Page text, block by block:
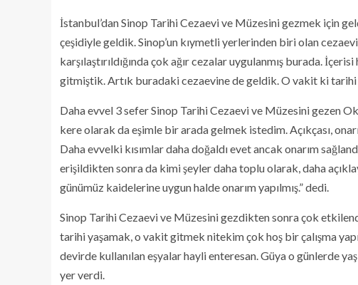
İstanbul’dan Sinop Tarihi Cezaevi ve Müzesini gezmek için
çeşidiyle geldik. Sinop’un kıymetli yerlerinden biri olan
karşılaştırıldığında çok ağır cezalar uygulanmış burada.
gitmiştik. Artık buradaki cezaevine de geldik. O vakit ki tarihi
Daha evvel 3 sefer Sinop Tarihi Cezaevi ve Müzesini gezen
kere olarak da eşimle bir arada gelmek istedim. Açıkçası,
Daha evvelki kısımlar daha doğaldı evet ancak onarım
erişildikten sonra da kimi şeyler daha toplu olarak, daha
günümüz kaidelerine uygun halde onarım yapılmış.” dedi.
Sinop Tarihi Cezaevi ve Müzesini gezdikten sonra çok
tarihi yaşamak, o vakit gitmek nitekim çok hoş bir çalışma
devirde kullanılan eşyalar hayli enteresan. Güya o günlerde
yer verdi.